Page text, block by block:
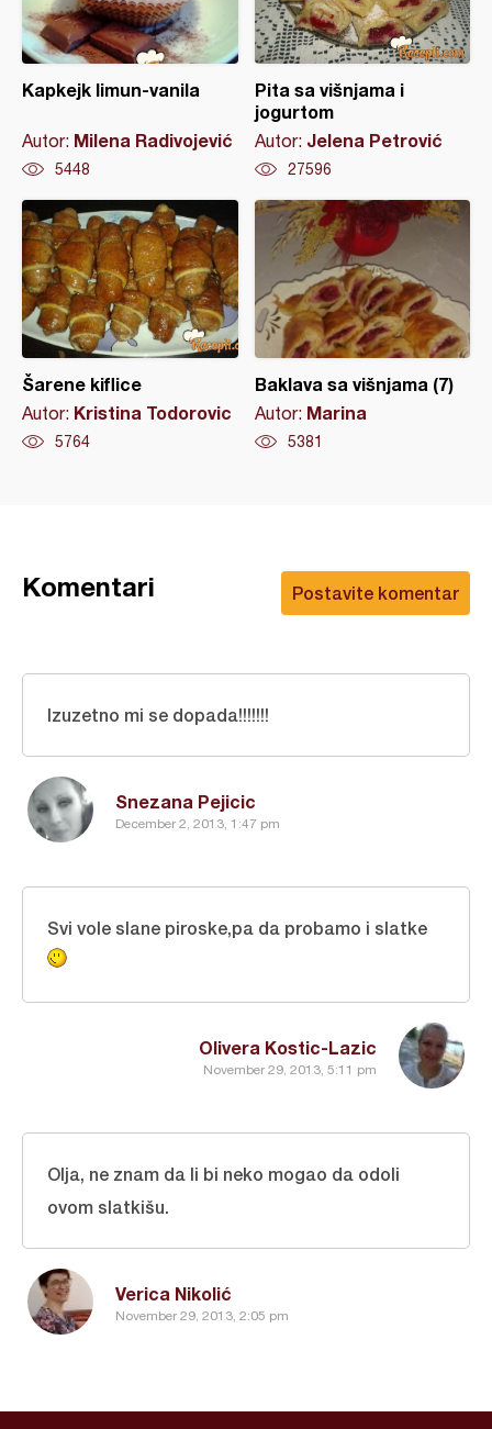
Kapkejk limun-vanila
Autor: Milena Radivojević
5448
Pita sa višnjama i
jogurtom
Autor: Jelena Petrović
27596
Šarene kiflice
Autor: Kristina Todorovic
5764
Baklava sa višnjama (7)
Autor: Marina
5381
Postavite komentar
Komentari
Snezana Pejicic
December 2, 2013, 1:47 pm
Izuzetno mi se dopada!!!!!!!
Olivera Kostic-Lazic
November 29, 2013, 5:11 pm
Svi vole slane piroske,pa da probamo i slatke
Verica Nikolić
November 29, 2013, 2:05 pm
Olja, ne znam da li bi neko mogao da odoli
ovom slatkišu.